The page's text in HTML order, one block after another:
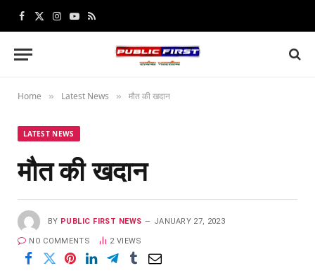
Facebook
X
Instagram
YouTube
RSS
Home » Latest News » मौत की खदान
LATEST NEWS
मौत की खदान
BY PUBLIC FIRST NEWS JANUARY 27, 2023
NO COMMENTS 2 VIEWS